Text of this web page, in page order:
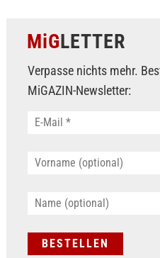
MiGLETTER
Verpasse nichts mehr.
MiGAZIN-Newsletter: